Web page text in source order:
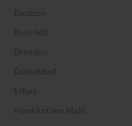
Bautzen
Bielefeld
Dresden
Düsseldorf
Erfurt
Frankfurt am Main